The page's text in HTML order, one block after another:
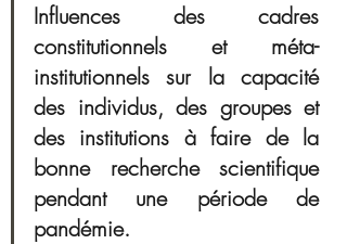
Influences des cadres
constitutionnels et méta-
institutionnels sur la capacité
des individus, des groupes et
des institutions à faire de la
bonne recherche scientifique
pendant une période de
pandémie.